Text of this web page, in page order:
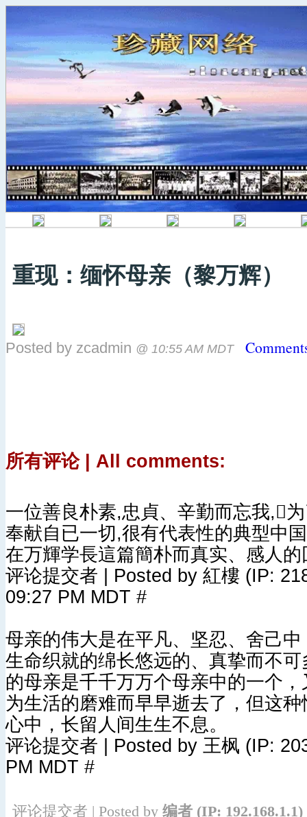
重现：缅怀母亲（黎万辉）
Posted by zcadmin @ 10:55 AM MDT
所有评论 | All comments:
一位善良朴素,忠貞、辛勤而忘我,
奉献自已一切,很有代表性的典型中
在万輝学長這篇簡朴而真实、感人
评论提交者 | Posted by 紅樓 (IP:
09:27 PM MDT #
母亲的伟大是在平凡、坚忍、舍己
生命织就的绵长悠远的、真挚而不
的母亲是千千万万个母亲中的一个
为生活的磨难而早早逝去了，但这
心中，长留人间生生不息。
评论提交者 | Posted by 王枫 (IP:
PM MDT #
评论提交者 | Posted by 编者 (IP: 192.168.1.1)